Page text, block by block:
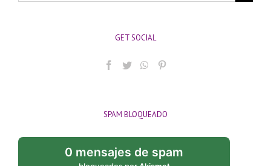
GET SOCIAL
SPAM BLOQUEADO
0 mensajes de spam